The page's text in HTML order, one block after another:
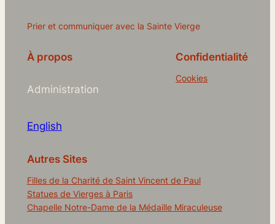
Prier et communiquer avec la Sainte Vierge
À propos
Administration
English
Confidentialité
Cookies
Autres Sites
Filles de la Charité de Saint Vincent de Paul
Statues de Vierges à Paris
Chapelle Notre-Dame de la Médaille Miraculeuse